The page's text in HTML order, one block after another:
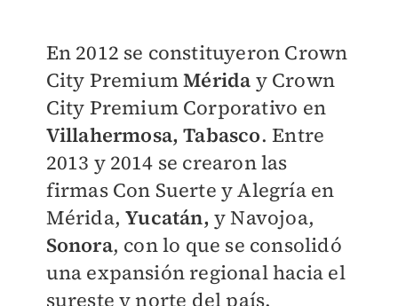
En 2012 se constituyeron Crown
City PremiumMérida y Crown
City Premium Corporativo en
Villahermosa, Tabasco. Entre
2013 y 2014 se crearon las
firmas Con Suerte y Alegría en
Mérida,Yucatán, y Navojoa,
Sonora, con lo que se consolidó
una expansión regional hacia el
sureste y norte del país.